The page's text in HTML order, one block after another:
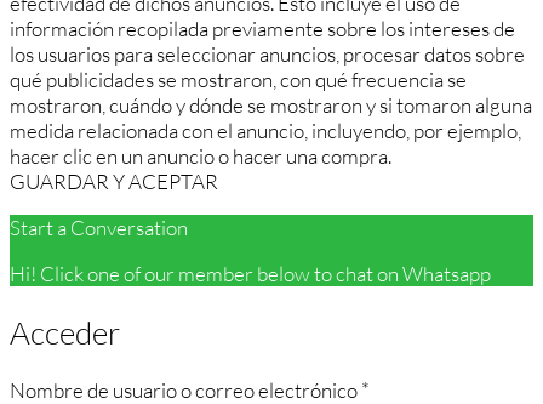
información recopilada previamente sobre los intereses de
los usuarios para seleccionar anuncios, procesar datos sobre
qué publicidades se mostraron, con qué frecuencia se
mostraron, cuándo y dónde se mostraron y si tomaron alguna
medida relacionada con el anuncio, incluyendo, por ejemplo,
hacer clic en un anuncio o hacer una compra.
GUARDAR Y ACEPTAR
Start a Conversation
Hi! Click one of our member below to chat on Whatsapp
Acceder
Nombre de usuario o correo electrónico*